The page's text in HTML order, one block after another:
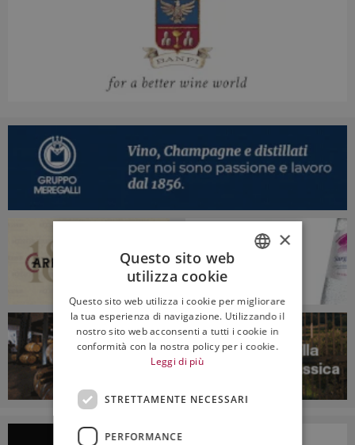
ENGLISH
×
Questo sito web
utilizza cookie
Questo sito web utilizza i cookie per migliorare
la tua esperienza di navigazione. Utilizzando il
nostro sito web acconsenti a tutti i cookie in
conformità con la nostra policy per i cookie.
Leggi di più
STRETTAMENTE NECESSARI
PERFORMANCE